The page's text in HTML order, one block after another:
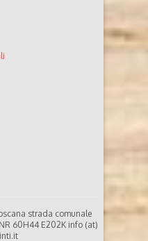
strada comunale
60H44 E202K info (at)